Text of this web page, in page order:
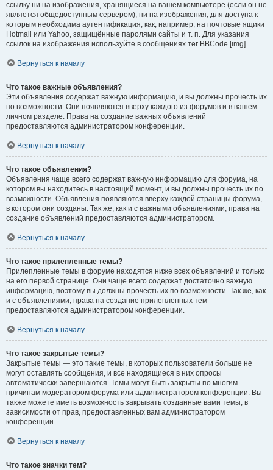
ссылку ни на изображения, хранящиеся на вашем компьютере (если он не
является общедоступным сервером), ни на изображения, для доступа к
которым необходима аутентификация, как, например, на почтовые ящики
Hotmail или Yahoo, защищённые паролями сайты и т. п. Для указания
ссылок на изображения используйте в сообщениях тег BBCode [img].
Вернуться к началу
Что такое важные объявления?
Эти объявления содержат важную информацию, и вы должны прочесть их
по возможности. Они появляются вверху каждого из форумов и в вашем
личном разделе. Права на создание важных объявлений
предоставляются администратором конференции.
Вернуться к началу
Что такое объявления?
Объявления чаще всего содержат важную информацию для форума, на
котором вы находитесь в настоящий момент, и вы должны прочесть их по
возможности. Объявления появляются вверху каждой страницы форума,
в котором они созданы. Так же, как и с важными объявлениями, права на
создание объявлений предоставляются администратором.
Вернуться к началу
Что такое прилепленные темы?
Прилепленные темы в форуме находятся ниже всех объявлений и только
на его первой странице. Они чаще всего содержат достаточно важную
информацию, поэтому вы должны прочесть их по возможности. Так же, как
и с объявлениями, права на создание прилепленных тем
предоставляются администратором конференции.
Вернуться к началу
Что такое закрытые темы?
Закрытые темы — это такие темы, в которых пользователи больше не
могут оставлять сообщения, и все находящиеся в них опросы
автоматически завершаются. Темы могут быть закрыты по многим
причинам модератором форума или администратором конференции. Вы
также можете иметь возможность закрывать созданные вами темы, в
зависимости от прав, предоставленных вам администратором
конференции.
Вернуться к началу
Что такое значки тем?